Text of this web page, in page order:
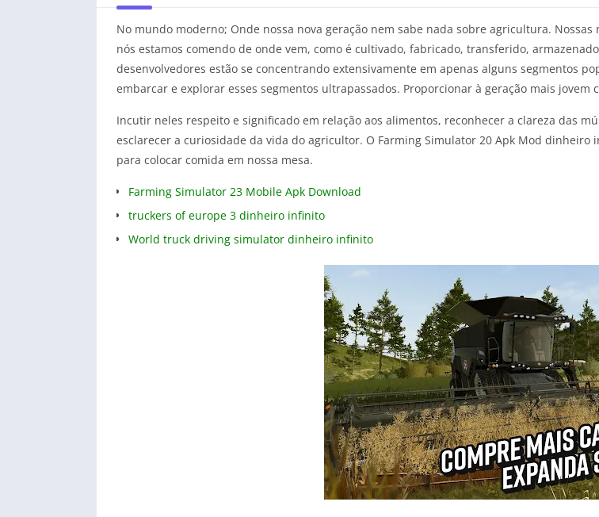
No mundo moderno; Onde nossa nova geração nem sabe nada sobre agricultura.
nós estamos comendo de onde vem, como é cultivado, fabricado, transferido,
desenvolvedores estão se concentrando extensivamente em apenas alguns segmentos
embarcar e explorar esses segmentos ultrapassados. Proporcionar à geração mais
Incutir neles respeito e significado em relação aos alimentos, reconhecer a clareza das
esclarecer a curiosidade da vida do agricultor. O Farming Simulator 20 Apk Mod
para colocar comida em nossa mesa.
Farming Simulator 23 Mobile Apk Download
truckers of europe 3 dinheiro infinito
World truck driving simulator dinheiro infinito